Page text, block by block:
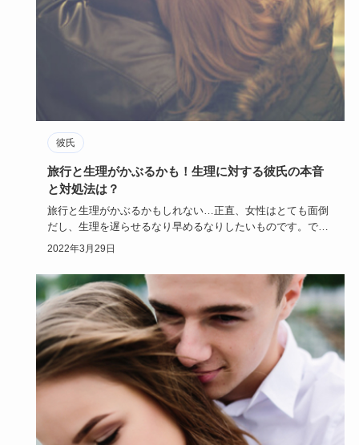
彼氏
旅行と生理がかぶるかも！生理に対する彼氏の本音
と対処法は？
旅行と生理がかぶるかもしれない…正直、女性はとても面倒
だし、生理を遅らせるなり早めるなりしたいものです。で
は、生理に対して…
2022年3月29日